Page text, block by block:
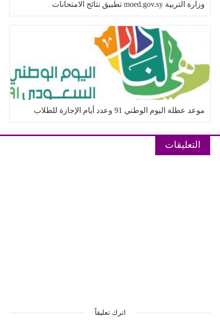
وزارة التربية moed.gov.sy تطبيق نتائج الامتحانات
موعد عطلة اليوم الوطني 91 وعدد أيام الإجازة للطلاب
التعليقات
اترك تعليقاً